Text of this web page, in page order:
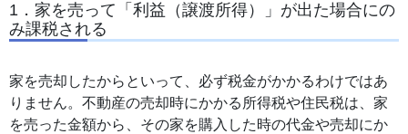
1．家を売って「利益（譲渡所得）」が出た場合にの
み課税される
家を売却したからといって、必ず税金がかかるわけではあ
りません。不動産の売却時にかかる所得税や住民税は、家
を売った金額から、その家を購入した時の代金や売却にか